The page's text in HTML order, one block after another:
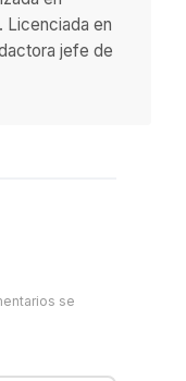
Licenciada en
jefe de
se